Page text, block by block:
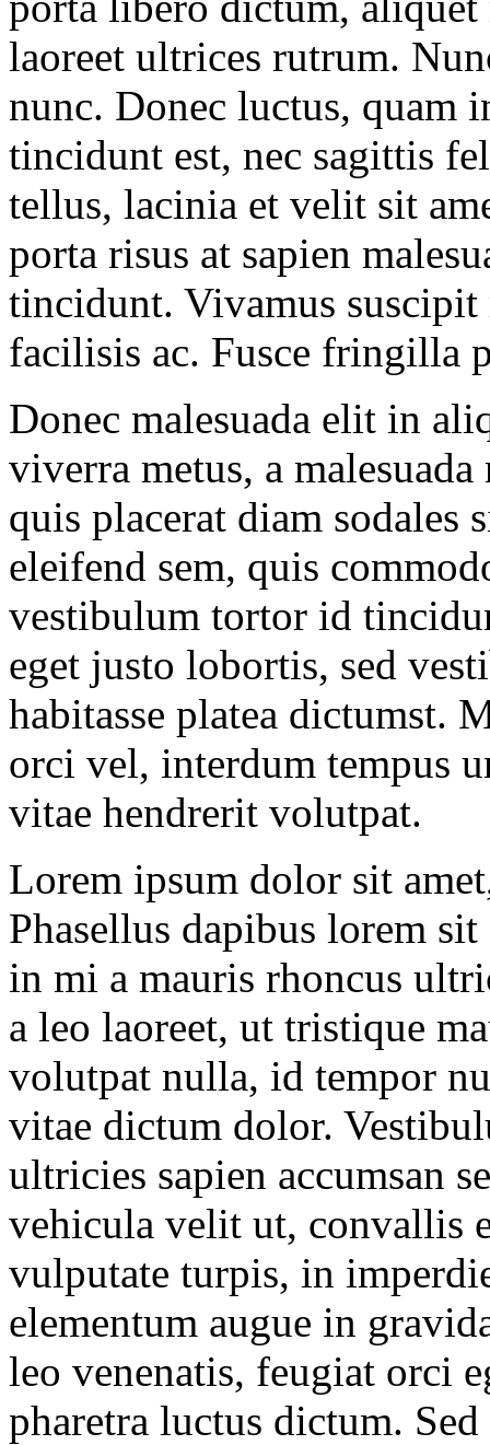
laoreet ultrices rutrum.
nunc. Donec luctus, quam
tincidunt est, nec sagittis
tellus, lacinia et velit sit
porta risus at sapien
tincidunt. Vivamus suscipit
facilisis ac. Fusce fringilla
Donec malesuada elit in
viverra metus, a
quis placerat diam sodales
eleifend sem, quis
vestibulum tortor id
eget justo lobortis, sed
habitasse platea dictumst.
orci vel, interdum tempus
vitae hendrerit volutpat.
Lorem ipsum dolor sit
Phasellus dapibus lorem
in mi a mauris rhoncus
a leo laoreet, ut tristique
volutpat nulla, id tempor
vitae dictum dolor.
ultricies sapien accumsan
vehicula velit ut, convallis
vulputate turpis, in
elementum augue in
leo venenatis, feugiat orci
pharetra luctus dictum.